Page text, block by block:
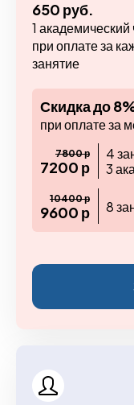
650 руб.
1
при оплате за
занятие
Скидка до
при оплате за
7800 р
7200 р
4
3
10400 р
9600 р 8